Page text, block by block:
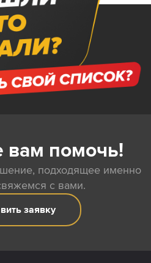
вам помочь!
подходящее именно
с вами.
заявку